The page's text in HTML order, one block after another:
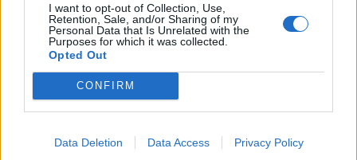
I want to opt-out of Collection, Use,
Retention, Sale, and/or Sharing of my
Personal Data that Is Unrelated with the
Purposes for which it was collected.
Opted Out
CONFIRM
Data Deletion Data Access Privacy Policy
FACES Trend-Report: Die Top 13 Menswear-Trends für
Frühling/Sommer 2027